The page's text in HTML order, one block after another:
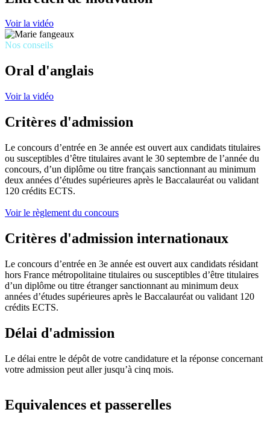
Voir la vidéo
Nos conseils
Oral d'anglais
Voir la vidéo
Critères d'admission
Le concours d’entrée en 3e année est ouvert aux candidats titulaires
ou susceptibles d’être titulaires avant le 30 septembre de l’année du
concours, d’un diplôme ou titre français sanctionnant au minimum
deux années d’études supérieures après le Baccalauréat ou validant
120 crédits ECTS.
Voir le règlement du concours
Critères d'admission internationaux
Le concours d’entrée en 3e année est ouvert aux candidats résidant
hors France métropolitaine titulaires ou susceptibles d’être titulaires
d’un diplôme ou titre étranger sanctionnant au minimum deux
années d’études supérieures après le Baccalauréat ou validant 120
crédits ECTS.
Délai d'admission
Le délai entre le dépôt de votre candidature et la réponse concernant
votre admission peut aller jusqu’à cinq mois.
Equivalences et passerelles